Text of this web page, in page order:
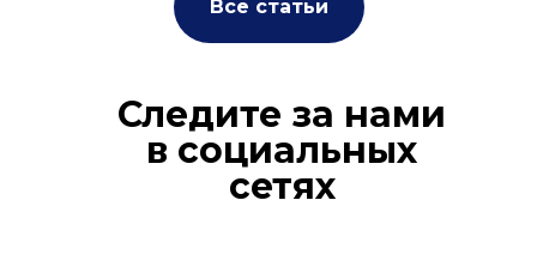
Все статьи
Следите за нами
в социальных
сетях